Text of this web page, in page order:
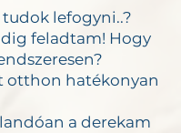
lefogyni..?
feladtam! Hogy
otthon hatékonyan
a derekam